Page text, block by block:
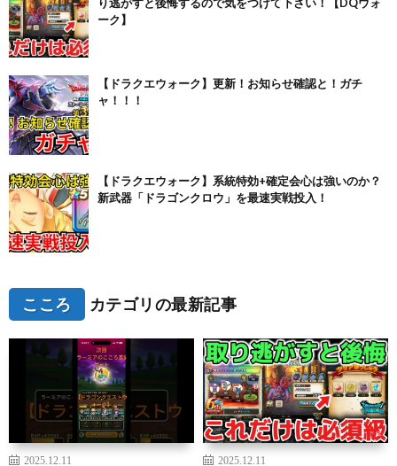
り逃がすと後悔するので気をつけて下さい！【DQウォ
ーク】
【ドラクエウォーク】更新！お知らせ確認と！ガチ
ャ！！！
【ドラクエウォーク】系統特効+確定会心は強いのか？
新武器「ドラゴンクロウ」を最速実戦投入！
こころ カテゴリの最新記事
2025.12.11 2025.12.11